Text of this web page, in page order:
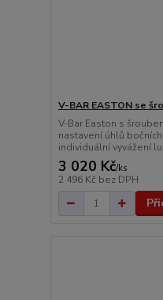
V-BAR EASTON se
V-Bar Easton s
nastavení úhlů
individuální vyvážení
3 020 Kč/ks
2 496 Kč bez DPH